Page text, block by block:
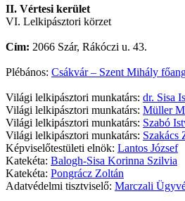
II. Vértesi kerület
VI. Lelkipásztori körzet
Cím: 2066 Szár, Rákóczi u. 43.
Plébános: Csákvár – Szent Mihály
Világi lelkipásztori munkatárs: dr. Sisa
Világi lelkipásztori munkatárs: Müller
Világi lelkipásztori munkatárs: Szabó
Világi lelkipásztori munkatárs: Szakács
Képviselőtestületi elnök: Lantos József
Katekéta: Balogh-Sisa Korinna Szilvia
Katekéta: Pongrácz Zoltán
Adatvédelmi tisztviselő: Marczali